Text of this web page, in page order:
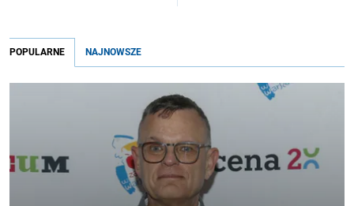
POPULARNE NAJNOWSZE